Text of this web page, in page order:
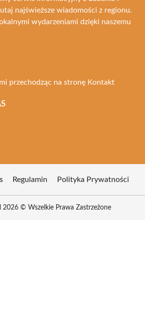
najświeższe wiadomości z regionu.
wydarzeniami dzięki naszemu
przechodząc na stronę Kontakt
Regulamin Polityka Prywatności
2026 © Wszelkie Prawa Zastrzeżone